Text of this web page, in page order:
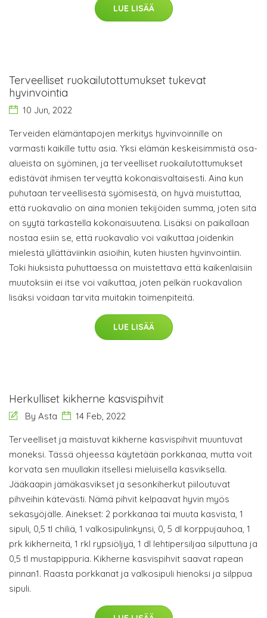
LUE LISÄÄ
Terveelliset ruokailutottumukset tukevat
hyvinvointia
10 Jun, 2022
Terveiden elämäntapojen merkitys hyvinvoinnille on
varmasti kaikille tuttu asia. Yksi elämän keskeisimmistä osa-
alueista on syöminen, ja terveelliset ruokailutottumukset
edistävät ihmisen terveyttä kokonaisvaltaisesti. Aina kun
puhutaan terveellisestä syömisestä, on hyvä muistuttaa,
että ruokavalio on aina monien tekijöiden summa, joten sitä
on syytä tarkastella kokonaisuutena. Lisäksi on paikallaan
nostaa esiin se, että ruokavalio voi vaikuttaa joidenkin
mielestä yllättäviinkin asioihin, kuten hiusten hyvinvointiin.
Toki hiuksista puhuttaessa on muistettava että kaikenlaisiin
muutoksiin ei itse voi vaikuttaa, joten pelkän ruokavalion
lisäksi voidaan tarvita muitakin toimenpiteitä.
LUE LISÄÄ
Herkulliset kikherne kasvispihvit
By Asta 14 Feb, 2022
Terveelliset ja maistuvat kikherne kasvispihvit muuntuvat
moneksi. Tässä ohjeessa käytetään porkkanaa, mutta voit
korvata sen muullakin itsellesi mieluisella kasviksella.
Jääkaapin jämäkasvikset ja sesonkiherkut piiloutuvat
pihveihin kätevästi. Nämä pihvit kelpaavat hyvin myös
sekasyöjälle. Ainekset: 2 porkkanaa tai muuta kasvista, 1
sipuli, 0,5 tl chiliä, 1 valkosipulinkynsi, 0, 5 dl korppujauhoa, 1
prk kikherneitä, 1 rkl rypsiöljyä, 1 dl lehtipersiljaa silputtuna ja
0,5 tl mustapippuria. Kikherne kasvispihvit saavat rapean
pinnan1. Raasta porkkanat ja valkosipuli hienoksi ja silppua
sipuli.